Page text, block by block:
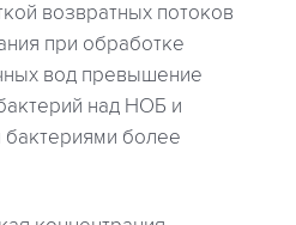
возвратных потоков
при обработке
вод превышение
над НОБ и
более